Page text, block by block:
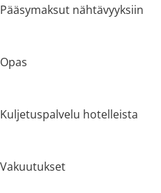
Pääsymaksut nähtävyyksiin
Opas
Kuljetuspalvelu hotelleista
Vakuutukset